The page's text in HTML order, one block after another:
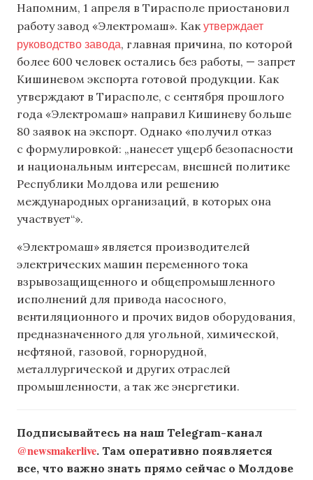
Напомним, 1 апреля в Тирасполе приостановил
работу завод «Электромаш». Какутверждает
руководство завода, главная причина, по которой
более 600 человек остались без работы, — запрет
Кишиневом экспорта готовой продукции. Как
утверждают в Тирасполе, с сентября прошлого
года «Электромаш» направил Кишиневу больше
80 заявок на экспорт. Однако «получил отказ
с формулировкой: „нанесет ущерб безопасности
и национальным интересам, внешней политике
Республики Молдова или решению
международных организаций, в которых она
участвует“».
«Электромаш» является производителей
электрических машин переменного тока
взрывозащищенного и общепромышленного
исполнений для привода насосного,
вентиляционного и прочих видов оборудования,
предназначенного для угольной, химической,
нефтяной, газовой, горнорудной,
металлургической и других отраслей
промышленности, а так же энергетики.
Подписывайтесь на наш Telegram-канал
@newsmakerlive. Там оперативно появляется
все, что важно знать прямо сейчас о Молдове